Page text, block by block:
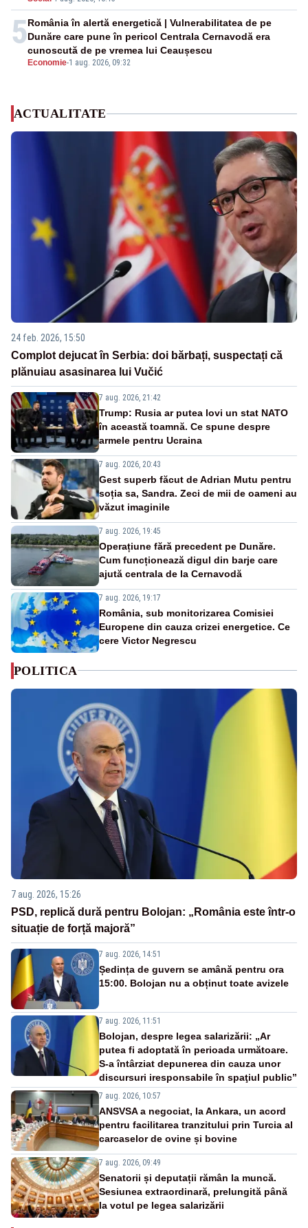
5
Economie-1 aug. 2026, 09:32
România în alertă energetică | Vulnerabilitatea de pe
Dunăre care pune în pericol Centrala Cernavodă era
cunoscută de pe vremea lui Ceaușescu
ACTUALITATE
24 feb. 2026, 15:50
Complot dejucat în Serbia: doi bărbați, suspectați că
plănuiau asasinarea lui Vučić
7 aug. 2026, 21:42
Trump: Rusia ar putea lovi un stat NATO
în această toamnă. Ce spune despre
armele pentru Ucraina
7 aug. 2026, 20:43
Gest superb făcut de Adrian Mutu pentru
soția sa, Sandra. Zeci de mii de oameni au
văzut imaginile
7 aug. 2026, 19:45
Operațiune fără precedent pe Dunăre.
Cum funcționează digul din barje care
ajută centrala de la Cernavodă
7 aug. 2026, 19:17
România, sub monitorizarea Comisiei
Europene din cauza crizei energetice. Ce
cere Victor Negrescu
POLITICA
7 aug. 2026, 15:26
PSD, replică dură pentru Bolojan: „România este într-o
situație de forță majoră”
7 aug. 2026, 14:51
Ședința de guvern se amână pentru ora
15:00. Bolojan nu a obținut toate avizele
7 aug. 2026, 11:51
Bolojan, despre legea salarizării: „Ar
putea fi adoptată în perioada următoare.
S-a întârziat depunerea din cauza unor
discursuri iresponsabile în spaţiul public”
7 aug. 2026, 10:57
ANSVSA a negociat, la Ankara, un acord
pentru facilitarea tranzitului prin Turcia al
carcaselor de ovine și bovine
7 aug. 2026, 09:49
Senatorii și deputații rămân la muncă.
Sesiunea extraordinară, prelungită până
la votul pe legea salarizării